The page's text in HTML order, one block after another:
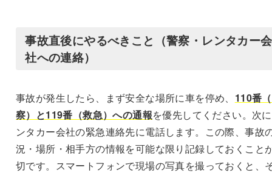
事故直後にやるべきこと（警察・レンタカー会
社への連絡）
事故が発生したら、まず安全な場所に車を停め、 110番
察）と119番（救急）への通報を優先してください。次
ンタカー会社の緊急連絡先に電話します。この際、事故
況・場所・相手方の情報を可能な限り記録しておくこと
切です。スマートフォンで現場の写真を撮っておくと、